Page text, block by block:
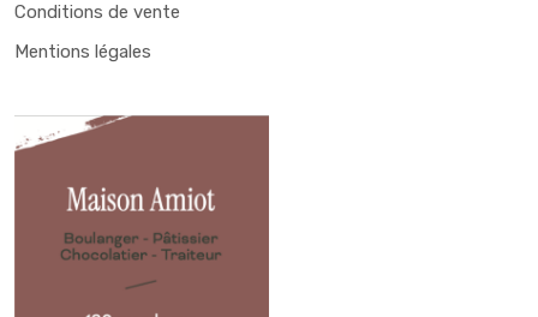
Conditions de vente
Mentions légales